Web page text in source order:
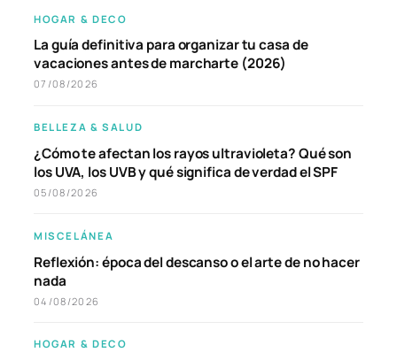
HOGAR & DECO
La guía definitiva para organizar tu casa de
vacaciones antes de marcharte (2026)
07/08/2026
BELLEZA & SALUD
¿Cómo te afectan los rayos ultravioleta? Qué son
los UVA, los UVB y qué significa de verdad el SPF
05/08/2026
MISCELÁNEA
Reflexión: época del descanso o el arte de no hacer
nada
04/08/2026
HOGAR & DECO